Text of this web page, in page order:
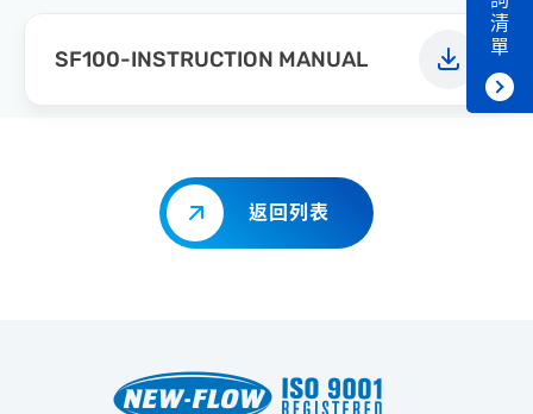
SF100-INSTRUCTION MANUAL
返回列表
清
單